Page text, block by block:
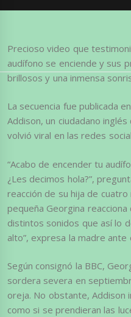
Precioso video que
audífono se enciende y sus
brillosos y una inmensa
La secuencia fue publicada
Addison, un ciudadano
volvió viral en las redes
“Acabo de encender tu
¿Les decimos hola?”,
reacción de su hija de
pequeña Georgina
distintos sonidos que así lo
alto”, expresa la madre ante
Según consignó la BBC,
sordera severa en
oreja. No obstante, Addison
como si se prendieran las